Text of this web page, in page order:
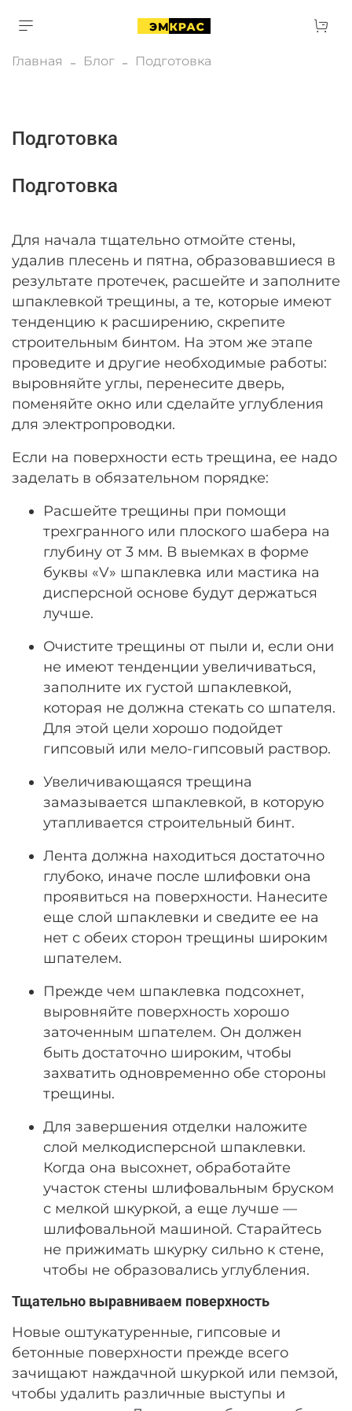
Главная Блог Подготовка
Подготовка
Подготовка
Для начала тщательно отмойте стены,
удалив плесень и пятна, образовавшиеся в
результате протечек, расшейте и заполните
шпаклевкой трещины, а те, которые имеют
тенденцию к расширению, скрепите
строительным бинтом. На этом же этапе
проведите и другие необходимые работы:
выровняйте углы, перенесите дверь,
поменяйте окно или сделайте углубления
для электропроводки.
Если на поверхности есть трещина, ее надо
заделать в обязательном порядке:
Расшейте трещины при помощи
трехгранного или плоского шабера на
глубину от 3 мм. В выемках в форме
буквы «V» шпаклевка или мастика на
дисперсной основе будут держаться
лучше.
Очистите трещины от пыли и, если они
не имеют тенденции увеличиваться,
заполните их густой шпаклевкой,
которая не должна стекать со шпателя.
Для этой цели хорошо подойдет
гипсовый или мело-гипсовый раствор.
Увеличивающаяся трещина
замазывается шпаклевкой, в которую
утапливается строительный бинт.
Лента должна находиться достаточно
глубоко, иначе после шлифовки она
проявиться на поверхности. Нанесите
еще слой шпаклевки и сведите ее на
нет с обеих сторон трещины широким
шпателем.
Прежде чем шпаклевка подсохнет,
выровняйте поверхность хорошо
заточенным шпателем. Он должен
быть достаточно широким, чтобы
захватить одновременно обе стороны
трещины.
Для завершения отделки наложите
слой мелкодисперсной шпаклевки.
Когда она высохнет, обработайте
участок стены шлифовальным бруском
с мелкой шкуркой, а еще лучше —
шлифовальной машиной. Старайтесь
не прижимать шкурку сильно к стене,
чтобы не образовались углубления.
Тщательно выравниваем поверхность
Новые оштукатуренные, гипсовые и
бетонные поверхности прежде всего
зачищают наждачной шкуркой или пемзой,
чтобы удалить различные выступы и